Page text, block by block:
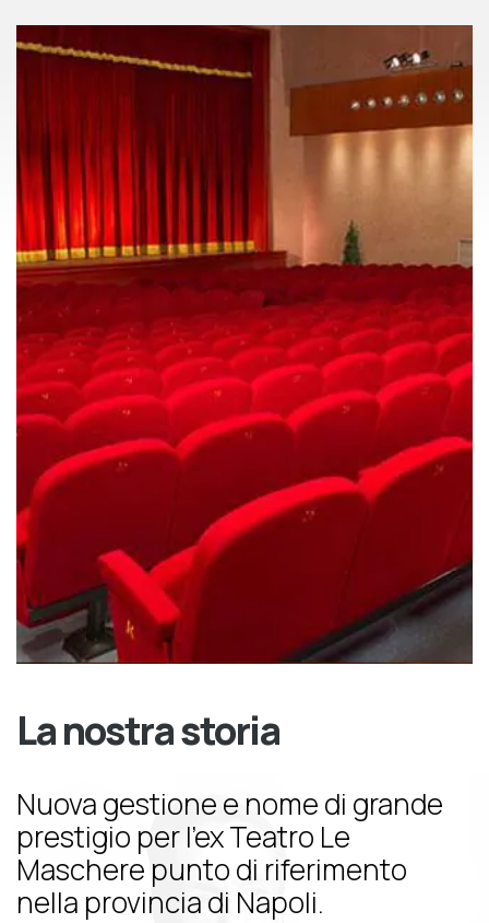
La nostra storia
Nuova gestione e nome di grande
prestigio per l’ex Teatro Le
Maschere punto di riferimento
nella provincia di Napoli.